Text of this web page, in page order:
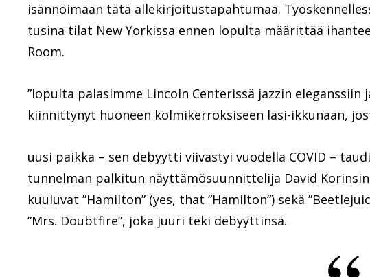
isännöimään tätä allekirjoitustapahtumaa.
tusina tilat New Yorkissa ennen lopulta määrittää
Room.
”lopulta palasimme Lincoln Centerissä jazzin eleganssiin
kiinnittynyt huoneen kolmikerroksiseen lasi-ikkunaan,
uusi paikka – sen debyytti viivästyi vuodella COVID –
tunnelman palkitun näyttämösuunnittelija David
kuuluvat ”Hamilton” (yes, that ”Hamilton”) sekä
”Mrs. Doubtfire”, joka juuri teki debyyttinsä.